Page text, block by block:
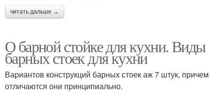
читать дальше →
О барной стойке для кухни. Виды
барных стоек для кухни
Вариантов конструкций барных стоек аж 7 штук, причем
отличаются они принципиально.